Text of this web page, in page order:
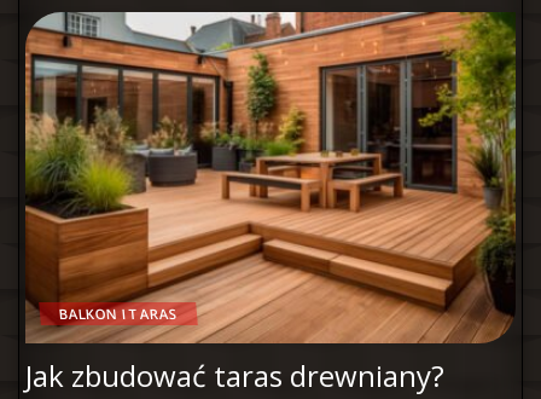
BALKON I TARAS
Jak zbudować taras drewniany?